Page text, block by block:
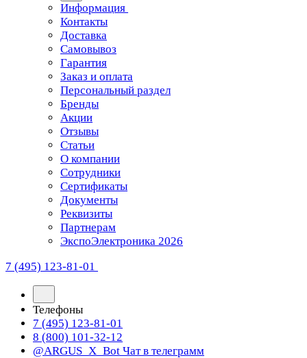
Информация
Контакты
Доставка
Самовывоз
Гарантия
Заказ и оплата
Персональный раздел
Бренды
Акции
Отзывы
Статьи
О компании
Сотрудники
Сертификаты
Документы
Реквизиты
Партнерам
ЭкспоЭлектроника 2026
7 (495) 123-81-01
Телефоны
7 (495) 123-81-01
8 (800) 101-32-12
@ARGUS_X_Bot Чат в телеграмм